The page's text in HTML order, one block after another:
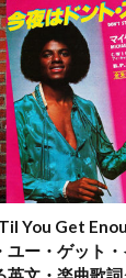
You Get
ユー・ゲット